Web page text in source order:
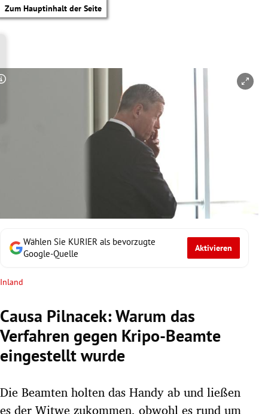
Zum Hauptinhalt der Seite
Untermenü
Untermenü
Untermenü
Untermenü
Untermenü
Untermenü
Wählen Sie KURIER als bevorzugte
Google-Quelle
Aktivieren
Inland
Causa Pilnacek: Warum das
Verfahren gegen Kripo-Beamte
eingestellt wurde
Die Beamten holten das Handy ab und ließen
es der Witwe zukommen, obwohl es rund um
Copyright-Hinweis öffnen/schließen